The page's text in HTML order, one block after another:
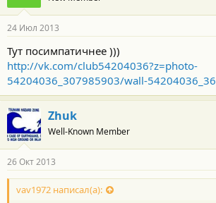
24 Июл 2013
Тут посимпатичнее )))
http://vk.com/club54204036?z=photo-
54204036_307985903/wall-54204036_36
Zhuk
Well-Known Member
26 Окт 2013
vav1972 написал(а):